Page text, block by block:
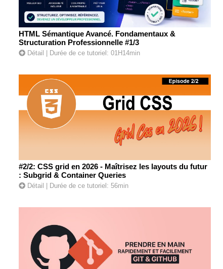
HTML Sémantique Avancé. Fondamentaux &
Structuration Professionnelle #1/3
Détail | Durée de ce tutoriel: 01H14min
#2/2: CSS grid en 2026 - Maîtrisez les layouts du futur
: Subgrid & Container Queries
Détail | Durée de ce tutoriel: 56min